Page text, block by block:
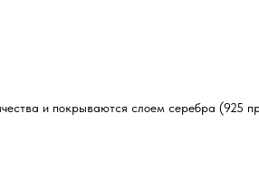
и покрываются слоем серебра (925